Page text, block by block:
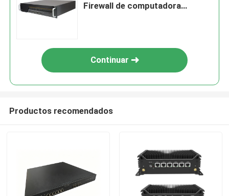
Firewall de computadora
Continuar
Productos recomendados